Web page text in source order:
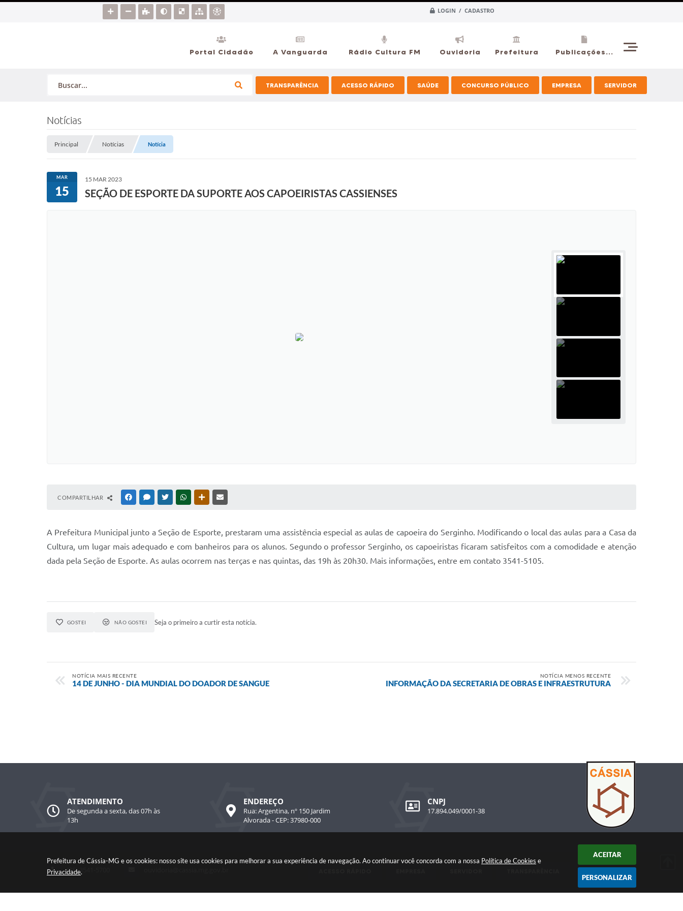
Prefeitura de Cássia-MG e os cookies: nosso site usa cookies para melhorar a sua experiência de navegação. Ao continuar você concorda com a nossa Política de Cookies e
Privacidade.
ACEITAR
PERSONALIZAR
LOGIN / CADASTRO
Portal Cidadão A Vanguarda Rádio Cultura FM Ouvidoria Prefeitura Publicações...
TRANSPARÊNCIA ACESSO RÁPIDO SAÚDE CONCURSO PÚBLICO EMPRESA SERVIDOR
Notícias
Principal Notícias Notícia
MAR
15
15 MAR 2023
SEÇÃO DE ESPORTE DA SUPORTE AOS CAPOEIRISTAS CASSIENSES
COMPARTILHAR FACEBOOKMESSENGER
TWITTERWHATSAPPOUTRAS MÍDIAS
A Prefeitura Municipal junto a Seção de Esporte, prestaram uma assistência especial as aulas de capoeira do Serginho. Modificando o local das aulas para a Casa da
Cultura, um lugar mais adequado e com banheiros para os alunos. Segundo o professor Serginho, os capoeiristas ficaram satisfeitos com a comodidade e atenção
dada pela Seção de Esporte. As aulas ocorrem nas terças e nas quintas, das 19h às 20h30. Mais informações, entre em contato 3541-5105.
GOSTEI NÃO GOSTEI Seja o primeiro a curtir esta notícia.
NOTÍCIA MAIS RECENTE
14 DE JUNHO - DIA MUNDIAL DO DOADOR DE SANGUE
NOTÍCIA MENOS RECENTE
INFORMAÇÃO DA SECRETARIA DE OBRAS E INFRAESTRUTURA
ATENDIMENTO
De segunda a sexta, das 07h às
13h
ENDEREÇO
Rua: Argentina, nº 150 Jardim
Alvorada - CEP: 37980-000
CNPJ
17.894.049/0001-38
(35) 3541-5700